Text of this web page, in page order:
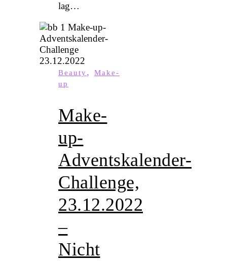
lag…
Beauty,
Make-
up
Make-
up-
Adventskalender-
Challenge,
23.12.2022
–
Nicht